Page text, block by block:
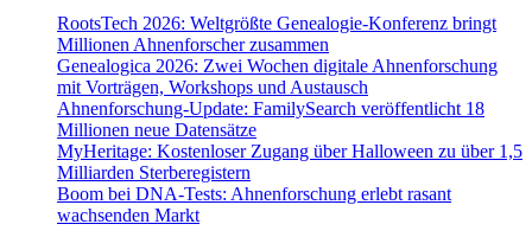
RootsTech 2026: Weltgrößte Genealogie-Konferenz bringt
Millionen Ahnenforscher zusammen
Genealogica 2026: Zwei Wochen digitale Ahnenforschung
mit Vorträgen, Workshops und Austausch
Ahnenforschung-Update: FamilySearch veröffentlicht 18
Millionen neue Datensätze
MyHeritage: Kostenloser Zugang über Halloween zu über 1,5
Milliarden Sterberegistern
Boom bei DNA-Tests: Ahnenforschung erlebt rasant
wachsenden Markt